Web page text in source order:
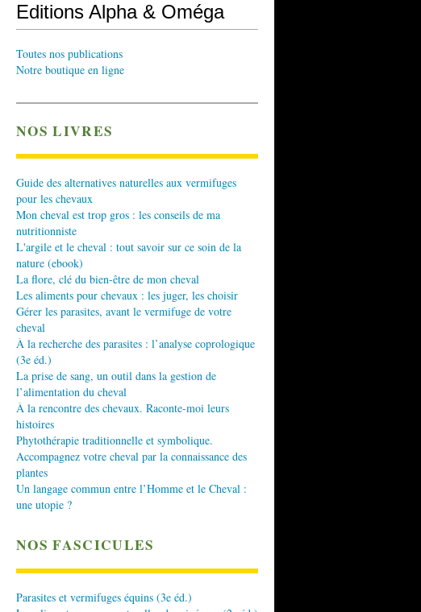
Editions Alpha & Oméga
Toutes nos publications
Notre boutique en ligne
NOS LIVRES
Guide des alternatives naturelles aux vermifuges
pour les chevaux
Mon cheval est trop gros : les conseils de ma
nutritionniste
L'argile et le cheval : tout savoir sur ce soin de la
nature (ebook)
La flore, clé du bien-être de mon cheval
Les aliments pour chevaux : les juger, les choisir
Gérer les parasites, avant le vermifuge de votre
cheval
À la recherche des parasites : l’analyse coprologique
(3e éd.)
La prise de sang, un outil dans la gestion de
l’alimentation du cheval
À la rencontre des chevaux. Raconte-moi leurs
histoires
Phytothérapie traditionnelle et symbolique.
Accompagnez votre cheval par la connaissance des
plantes
Un langage commun entre l’Homme et le Cheval :
une utopie ?
NOS FASCICULES
Parasites et vermifuges équins (3e éd.)